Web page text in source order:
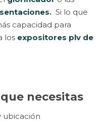
. Si lo que
capacidad para
los expositores plv de
necesitas
ubicación